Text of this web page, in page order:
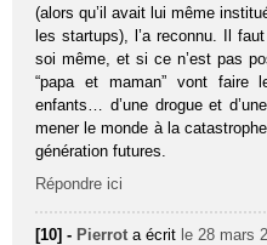
(alors qu’il avait lui même
les startups), l’a reconnu. Il
soi même, et si ce n’est pas
“papa et maman” vont faire
enfants… d’une drogue et
mener le monde à la
génération futures.
Répondre ici
[10] - Pierrot a écrit le 28 mars